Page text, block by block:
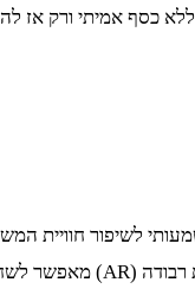
כסף אמיתי ורק אז
לשיפור חוויית